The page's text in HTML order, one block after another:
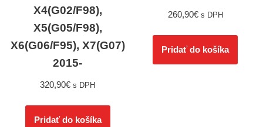
X4(G02/F98),
X5(G05/F98),
X6(G06/F95), X7(G07)
2015-
320,90€ s DPH
Pridať do košíka
260,90€ s DPH
Pridať do košíka